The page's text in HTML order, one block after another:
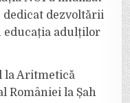
dedicat dezvoltării
adulților
la Aritmetică
României la Șah